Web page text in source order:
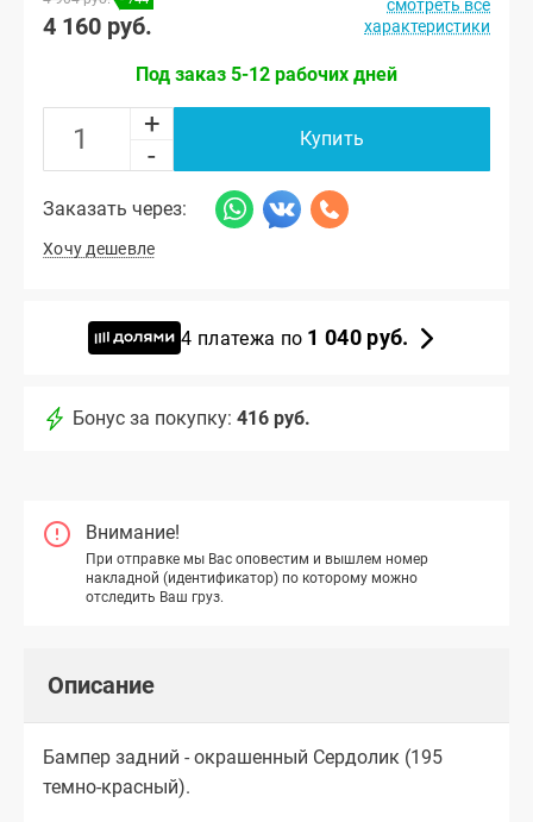
4 160 руб.
смотреть все
характеристики
Под заказ 5-12 рабочих дней
+
-
Купить
Заказать через:
Хочу дешевле
4 платежа по 1 040 руб.
Бонус за покупку: 416 руб.
Внимание!
При отправке мы Вас оповестим и вышлем номер
накладной (идентификатор) по которому можно
отследить Ваш груз.
Описание
Бампер задний - окрашенный Сердолик (195
темно-красный).